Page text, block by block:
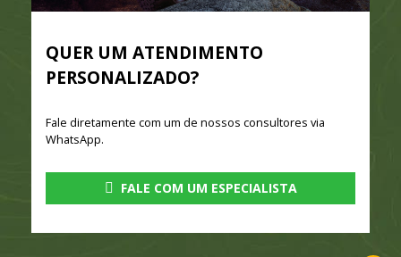
QUER UM ATENDIMENTO
PERSONALIZADO?
Fale diretamente com um de nossos consultores via
WhatsApp.
FALE COM UM ESPECIALISTA